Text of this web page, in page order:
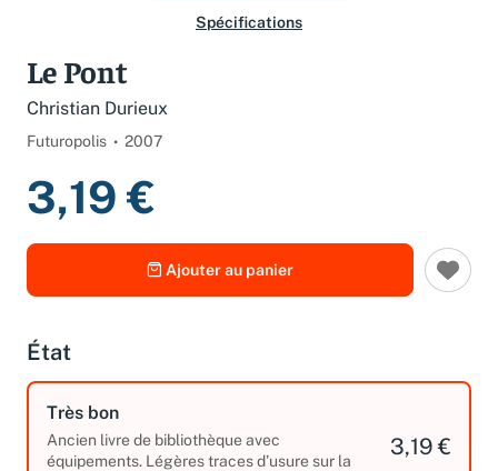
Spécifications
Le Pont
Christian Durieux
Futuropolis 2007
3,19 €
Ajouter au panier
État
Très bon
Ancien livre de bibliothèque avec
équipements. Légères traces d’usure sur la
3,19 €